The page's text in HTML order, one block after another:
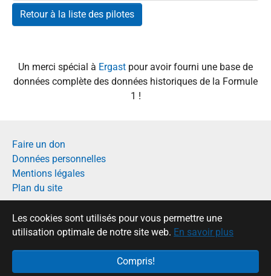
Les cookies sont utilisés pour vous permettre une
utilisation optimale de notre site web. En savoir plus
Compris!
Retour à la liste des pilotes
Un merci spécial à Ergast pour avoir fourni une base de
données complète des données historiques de la Formule
1 !
Faire un don
Données personnelles
Mentions légales
Plan du site
Français
English